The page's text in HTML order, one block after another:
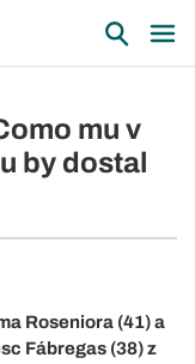
mu v
by dostal
Roseniora (41) a
Fábregas (38) z